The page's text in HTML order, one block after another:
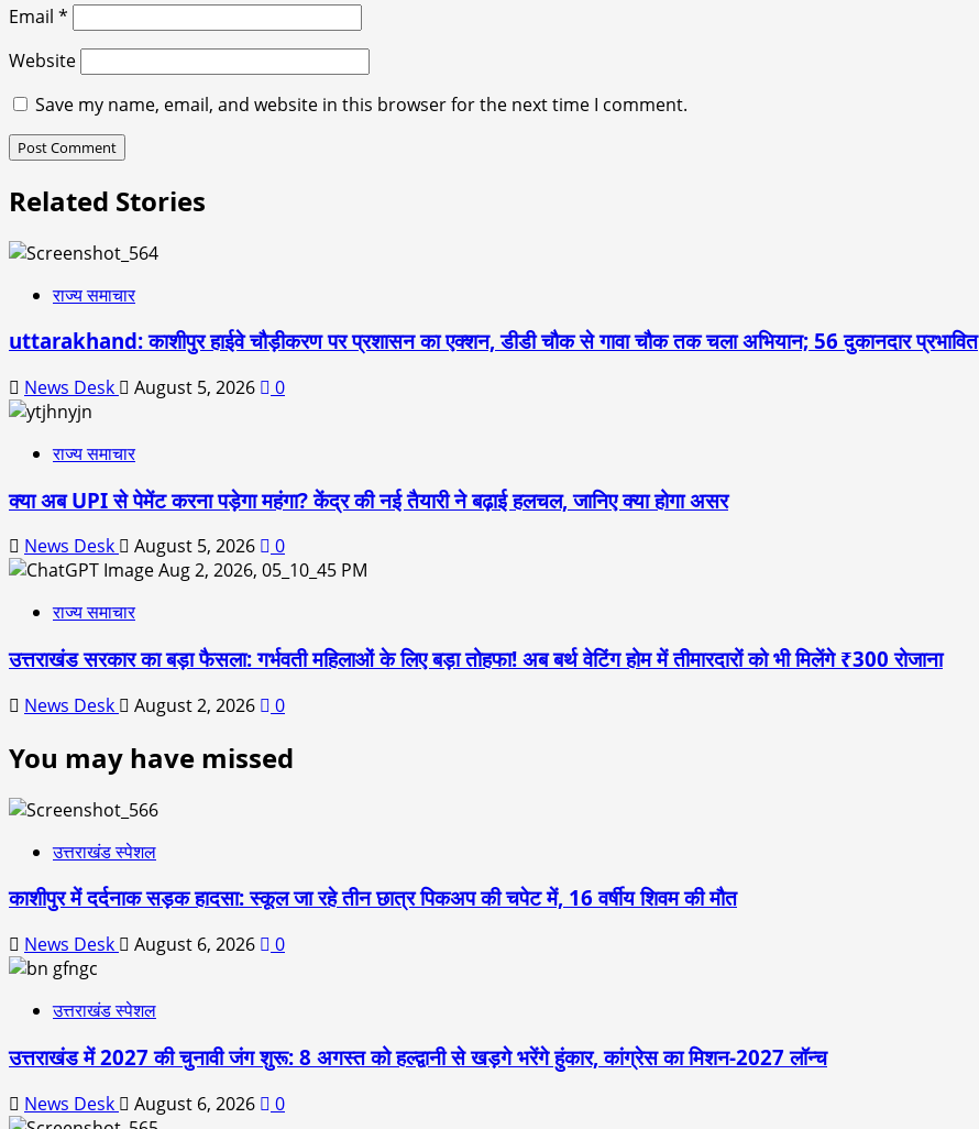
Email *
Website
Save my name, email, and website in this browser for the next time I comment.
Related Stories
राज्य समाचार
uttarakhand: काशीपुर हाईवे चौड़ीकरण पर प्रशासन का एक्शन, डीडी चौक से गावा चौक तक चला अभियान; 56 दुकानदार प्रभावित
News Desk August 5, 2026 0
राज्य समाचार
क्या अब UPI से पेमेंट करना पड़ेगा महंगा? केंद्र की नई तैयारी ने बढ़ाई हलचल, जानिए क्या होगा असर
News Desk August 5, 2026 0
राज्य समाचार
उत्तराखंड सरकार का बड़ा फैसला: गर्भवती महिलाओं के लिए बड़ा तोहफा! अब बर्थ वेटिंग होम में तीमारदारों को भी मिलेंगे ₹300 रोजाना
News Desk August 2, 2026 0
You may have missed
उत्तराखंड स्पेशल
काशीपुर में दर्दनाक सड़क हादसा: स्कूल जा रहे तीन छात्र पिकअप की चपेट में, 16 वर्षीय शिवम की मौत
News Desk August 6, 2026 0
उत्तराखंड स्पेशल
उत्तराखंड में 2027 की चुनावी जंग शुरू: 8 अगस्त को हल्द्वानी से खड़गे भरेंगे हुंकार, कांग्रेस का मिशन-2027 लॉन्च
News Desk August 6, 2026 0